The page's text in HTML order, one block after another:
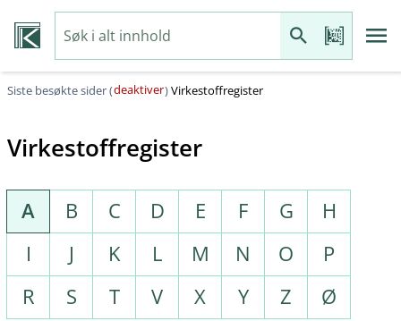
Siste besøkte sider (deaktiver)Virkestoffregister
Virkestoffregister
A B C D E F G
H
I
J K L M N O
P
R
S T V X Y Z Ø